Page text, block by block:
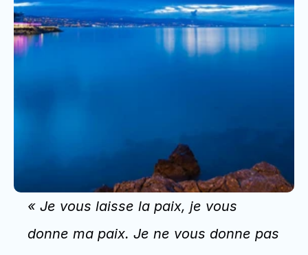
« Je vous laisse la paix, je vous
donne ma paix. Je ne vous donne pas